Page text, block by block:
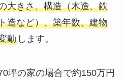
大きさ、構造（木造、鉄
造など）、築年数、建物
動します。
坪の家の場合で約150万円